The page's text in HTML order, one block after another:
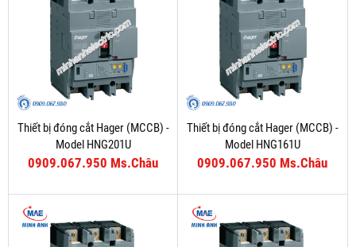
Thiết bị đóng cắt Hager (MCCB) -
Model HNG201U
0909.067.950 Ms.Châu
Thiết bị đóng cắt Hager (MCCB) -
Model HNG161U
0909.067.950 Ms.Châu